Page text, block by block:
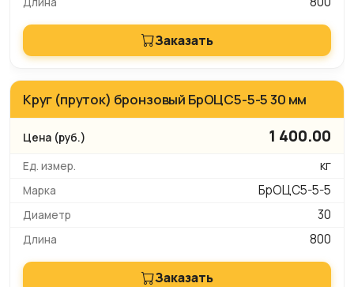
Заказать
Круг (пруток) бронзовый БрОЦС5-5-5 30 мм
1 400.00
кг
БрОЦС5-5-5
30
800
Заказать